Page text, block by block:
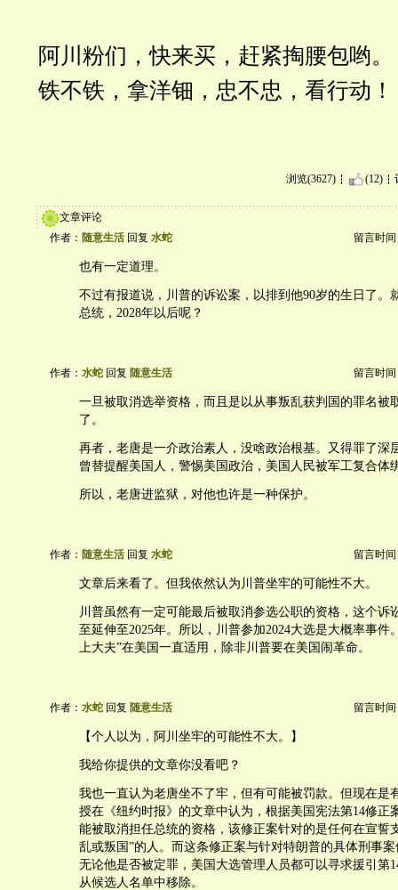
阿川粉们，快来买，赶紧掏腰包哟。
铁不铁，拿洋钿，忠不忠，看行动！
浏览(3627) (12)
文章评论
作者： 随意生活 回复 水蛇 留言时间
也有一定道理。
不过有报道说，川普的诉讼案，以排到他90岁的生日了。
总统，2028年以后呢？
作者： 水蛇 回复 随意生活 留言时间
一旦被取消选举资格，而且是以从事叛乱获判国的罪名被
了。
再者，老唐是一介政治素人，没啥政治根基。又得罪了深
曾替提醒美国人，警惕美国政治，美国人民被军工复合体
所以，老唐进监狱，对他也许是一种保护。
作者： 随意生活 回复 水蛇 留言时间
文章后来看了。但我依然认为川普坐牢的可能性不大。
川普虽然有一定可能最后被取消参选公职的资格，这个诉
至延伸至2025年。所以，川普参加2024大选是大概率事件
上大夫”在美国一直适用，除非川普要在美国闹革命。
作者： 水蛇 回复 随意生活 留言时间
【个人以为，阿川坐牢的可能性不大。】
我给你提供的文章你没看吧？
我也一直认为老唐坐不了牢，但有可能被罚款。但现在是
授在《纽约时报》的文章中认为，根据美国宪法第14修正
能被取消担任总统的资格，该修正案针对的是任何在宣誓
乱或叛国”的人。而这条修正案与针对特朗普的具体刑事
无论他是否被定罪，美国大选管理人员都可以寻求援引第
从候选人名单中移除。